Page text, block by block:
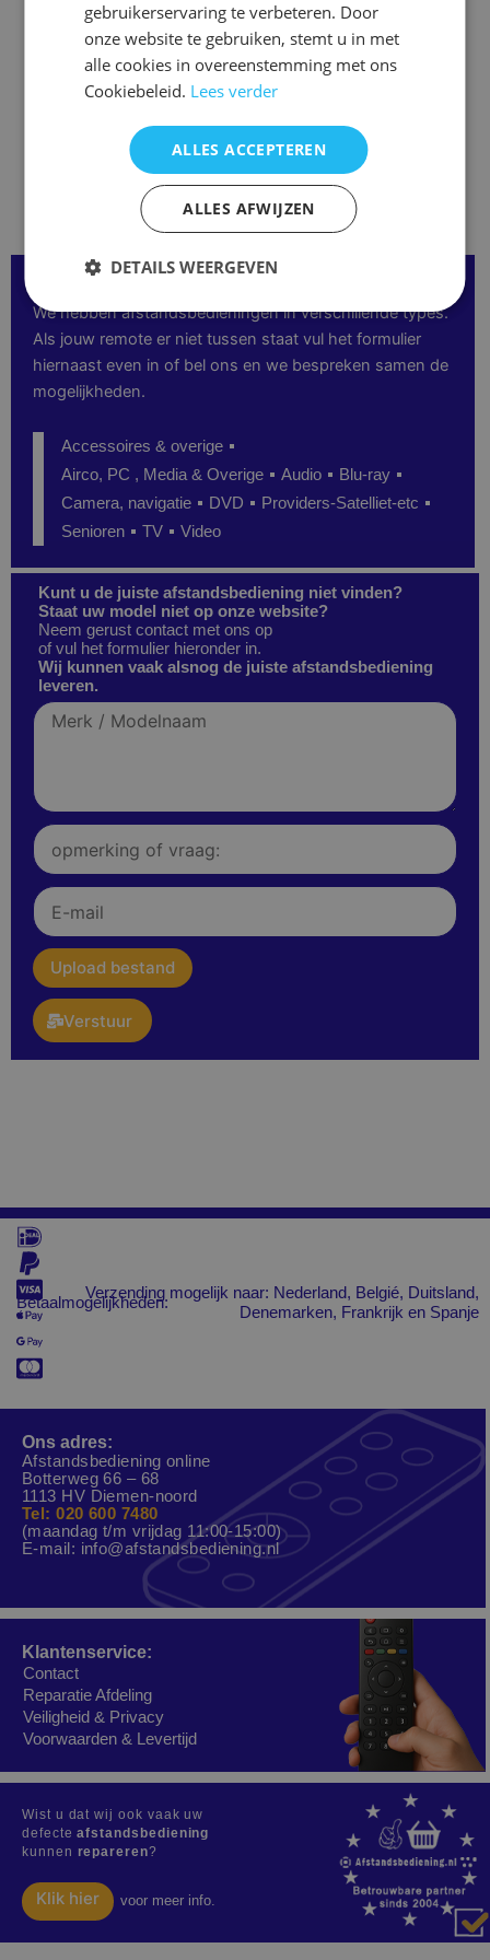
ctv4848
€22,00
Opties selecteren
op
de
productpagina
We hebben afstandsbedieningen in verschillende types.
Als jouw remote er niet tussen staat vul het formulier
hiernaast even in of bel ons en we bespreken samen de
mogelijkheden.
Accessoires & overige
Airco, PC , Media & Overige
Audio
Blu-ray
Camera, navigatie
DVD
Providers-Satelliet-etc
Senioren
TV Video
Kunt u de juiste afstandsbediening niet vinden?
Staat uw model niet op onze website?
Neem gerust contact met ons op
of vul het formulier hieronder in.
Wij kunnen vaak alsnog de juiste afstandsbediening
leveren.
Merk
Opmerking
of
vraag:
E-
mail
upload
Upload bestand
Verstuur
Betaalmogelijkheden:
Verzending mogelijk naar: Nederland, Belgié, Duitsland,
Denemarken, Frankrijk en Spanje
Ons adres:
Afstandsbediening online
Botterweg 66 – 68
1113 HV Diemen-noord
Tel: 020 600 7480
(maandag t/m vrijdag 11:00-15:00)
E-mail: info@afstandsbediening.nl
Klantenservice:
Contact
Reparatie Afdeling
Veiligheid & Privacy
Voorwaarden & Levertijd
Wist u dat wij ook vaak uw
defecteafstandsbediening
kunnen repareren?
Klik hier voor meer info.
gebruikerservaring te verbeteren. Door
onze website te gebruiken, stemt u in met
alle cookies in overeenstemming met ons
Cookiebeleid. Lees verder
ALLES ACCEPTEREN
ALLES AFWIJZEN
DETAILS WEERGEVEN